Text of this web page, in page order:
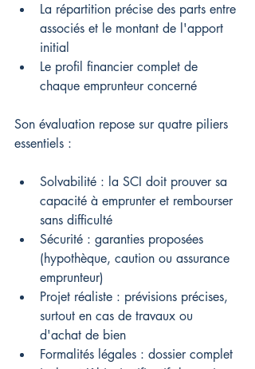
La répartition précise des parts entre
associés et le montant de l'apport
initial
Le profil financier complet de
chaque emprunteur concerné
Son évaluation repose sur quatre piliers
essentiels :
Solvabilité : la SCI doit prouver sa
capacité à emprunter et rembourser
sans difficulté
Sécurité : garanties proposées
(hypothèque, caution ou assurance
emprunteur)
Projet réaliste : prévisions précises,
surtout en cas de travaux ou
d'achat de bien
Formalités légales : dossier complet